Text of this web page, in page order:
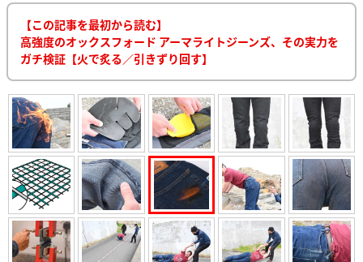
【この記事を最初から読む】
高強度のオックスフォード アーマライトジーンズ、その実力を
ガチ検証【火で炙る／引きずり回す】